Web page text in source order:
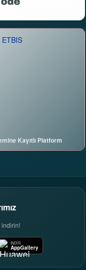
Kayıtlı Platform
indirin!
İNDIR
AppGallery